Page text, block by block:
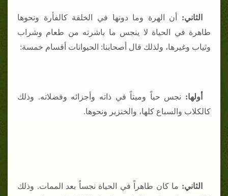
الثاني: أن الهرة وما دونها في الخلقة كالفأرة ونحوها
طاهرة في الحياة لا ينجس ما باشرته من طعام وشراب
وثياب وغيرها، ولذلك قال أصحابنا: الحيوانات أقسام خمسة:
أولها: نجس حياً وميتاً في ذاته وأجزائه وفضلاته. وذلك
كالكلاب والسباع كلها، والخنزير ونحوها.
الثاني: ما كان طاهراً في الحياة نجساً بعد الممات. وذلك